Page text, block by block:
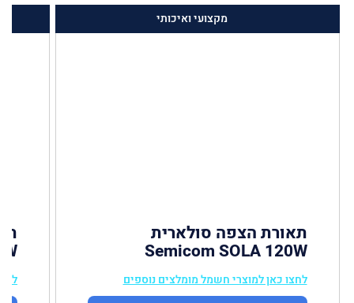
מקצועי ואיכותי
תאורת הצפה סולארית
Semicom SOLA 120W
לחצו כאן למוצרי חשמל מומלצים נוספים